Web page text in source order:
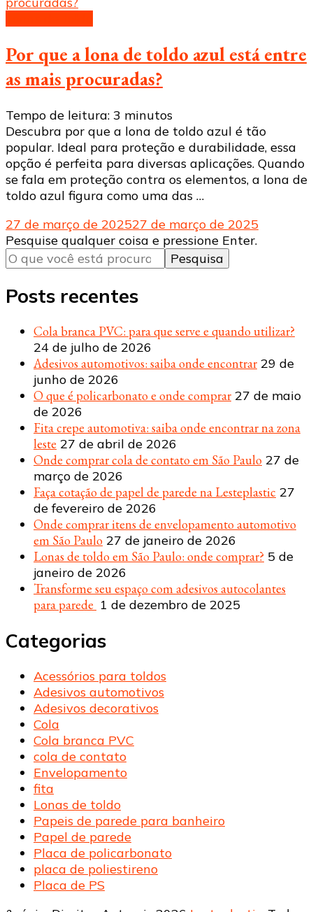
Por que a lona de toldo azul está entre
as mais procuradas?
Tempo de leitura: 3 minutos
Descubra por que a lona de toldo azul é tão
popular. Ideal para proteção e durabilidade, essa
opção é perfeita para diversas aplicações. Quando
se fala em proteção contra os elementos, a lona de
toldo azul figura como uma das …
27 de março de 202527 de março de 2025
Procurando
algo?
Pesquise qualquer coisa e pressione Enter.
Posts recentes
Cola branca PVC: para que serve e quando utilizar?
24 de julho de 2026
Adesivos automotivos: saiba onde encontrar 29 de
junho de 2026
O que é policarbonato e onde comprar 27 de maio
de 2026
Fita crepe automotiva: saiba onde encontrar na zona
leste 27 de abril de 2026
Onde comprar cola de contato em São Paulo 27 de
março de 2026
Faça cotação de papel de parede na Lesteplastic 27
de fevereiro de 2026
Onde comprar itens de envelopamento automotivo
em São Paulo 27 de janeiro de 2026
Lonas de toldo em São Paulo: onde comprar? 5 de
janeiro de 2026
Transforme seu espaço com adesivos autocolantes
para parede 1 de dezembro de 2025
Categorias
Acessórios para toldos
Adesivos automotivos
Adesivos decorativos
Cola
Cola branca PVC
cola de contato
Envelopamento
fita
Lonas de toldo
Papeis de parede para banheiro
Papel de parede
Placa de policarbonato
placa de poliestireno
Placa de PS